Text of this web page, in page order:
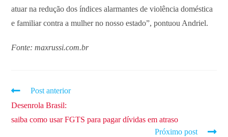
atuar na redução dos índices alarmantes de violência doméstica
e familiar contra a mulher no nosso estado”, pontuou Andriel.
Fonte: maxrussi.com.br
Post anterior
Desenrola Brasil:
saiba como usar FGTS para pagar dívidas em atraso
Próximo post